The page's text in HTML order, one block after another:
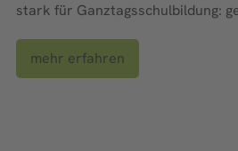
stark für Ganztagsschulbildung:
mehr erfahren